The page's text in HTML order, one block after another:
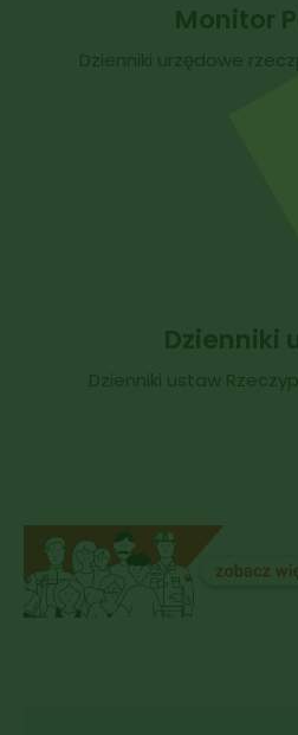
Monitor
Dzienniki urzędowe
Dzienniki
Dzienniki ustaw